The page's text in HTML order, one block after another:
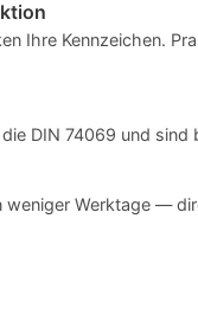
Ihre Kennzeichen.
DIN 74069 und
weniger Werktage —